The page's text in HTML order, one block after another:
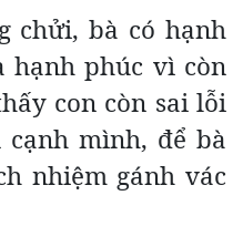
chửi, bà có hạnh
hạnh phúc vì còn
con còn sai lỗi
mình, để bà
nhiệm gánh vác